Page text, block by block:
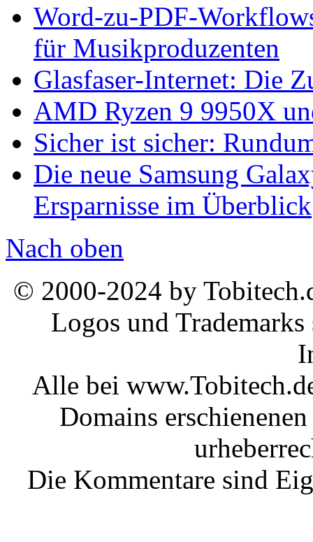
Word-zu-PDF-
für Musikproduzenten
Glasfaser-Internet: Die
AMD Ryzen 9 9950X
Sicher ist sicher:
Die neue Samsung
Ersparnisse im Überblick
Nach oben
© 2000-2024 by
Logos und
Alle bei
Domains
Die Kommentare sind